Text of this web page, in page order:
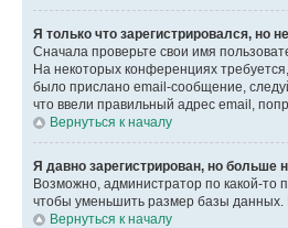
Я только что зарегистрировался, но
Сначала проверьте свои имя
На некоторых конференциях
было прислано email-сообщение,
что ввели правильный адрес email,
Вернуться к началу
Я давно зарегистрирован, но больше
Возможно, администратор по какой-то
чтобы уменьшить размер базы данных.
Вернуться к началу